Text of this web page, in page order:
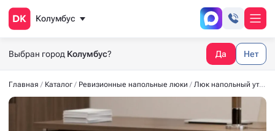
Колумбус
Выбран город Колумбус? Да Нет
Главная Каталог Ревизионные напольные люки Люк напольный утеплённый СТАНДАРТ-УТ40 700x900